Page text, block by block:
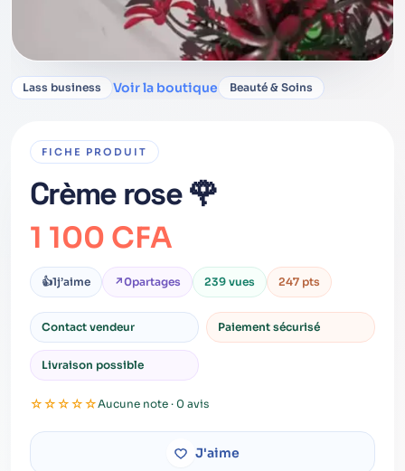
Lass business Voir la boutique Beauté & Soins
FICHE PRODUIT
Crème rose 🌹
1 100 CFA
👍1j’aime ↗0partages 239 vues 247 pts
Contact vendeur Paiement sécurisé
Livraison possible
☆☆☆☆☆Aucune note · 0 avis
J'aime